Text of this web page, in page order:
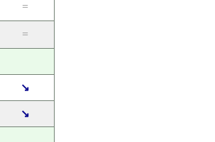
=
=
↘
↘